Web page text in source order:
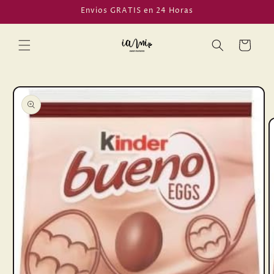
al contenido
Envios GRATIS en 24 Horas
Carrito
directamente
a la
información
del producto